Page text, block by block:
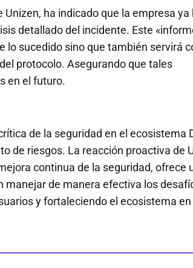
ha indicado que la empresa ya
detallado del incidente. Este
lo sucedido sino que también servirá
protocolo. Asegurando que tales
en el futuro.
de la seguridad en el ecosistema
de riesgos. La reacción proactiva de
continua de la seguridad, ofrece
manejar de manera efectiva los
y fortaleciendo el ecosistema en